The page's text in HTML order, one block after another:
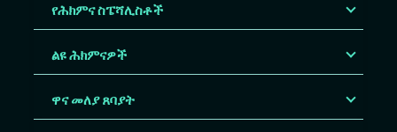
የሕክምና ስፔሻሊስቶች
ልዩ ሕክምናዎች
ዋና መለያ ጸባያት